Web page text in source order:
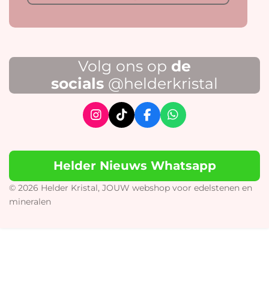
Volg ons op de
socials @helderkristal
I
n
t
a
r
T
i
T
o
F
a
e
b
o
W
h
t
s
p
Helder Nieuws Whatsapp
© 2026 Helder Kristal, JOUW webshop voor edelstenen en
mineralen